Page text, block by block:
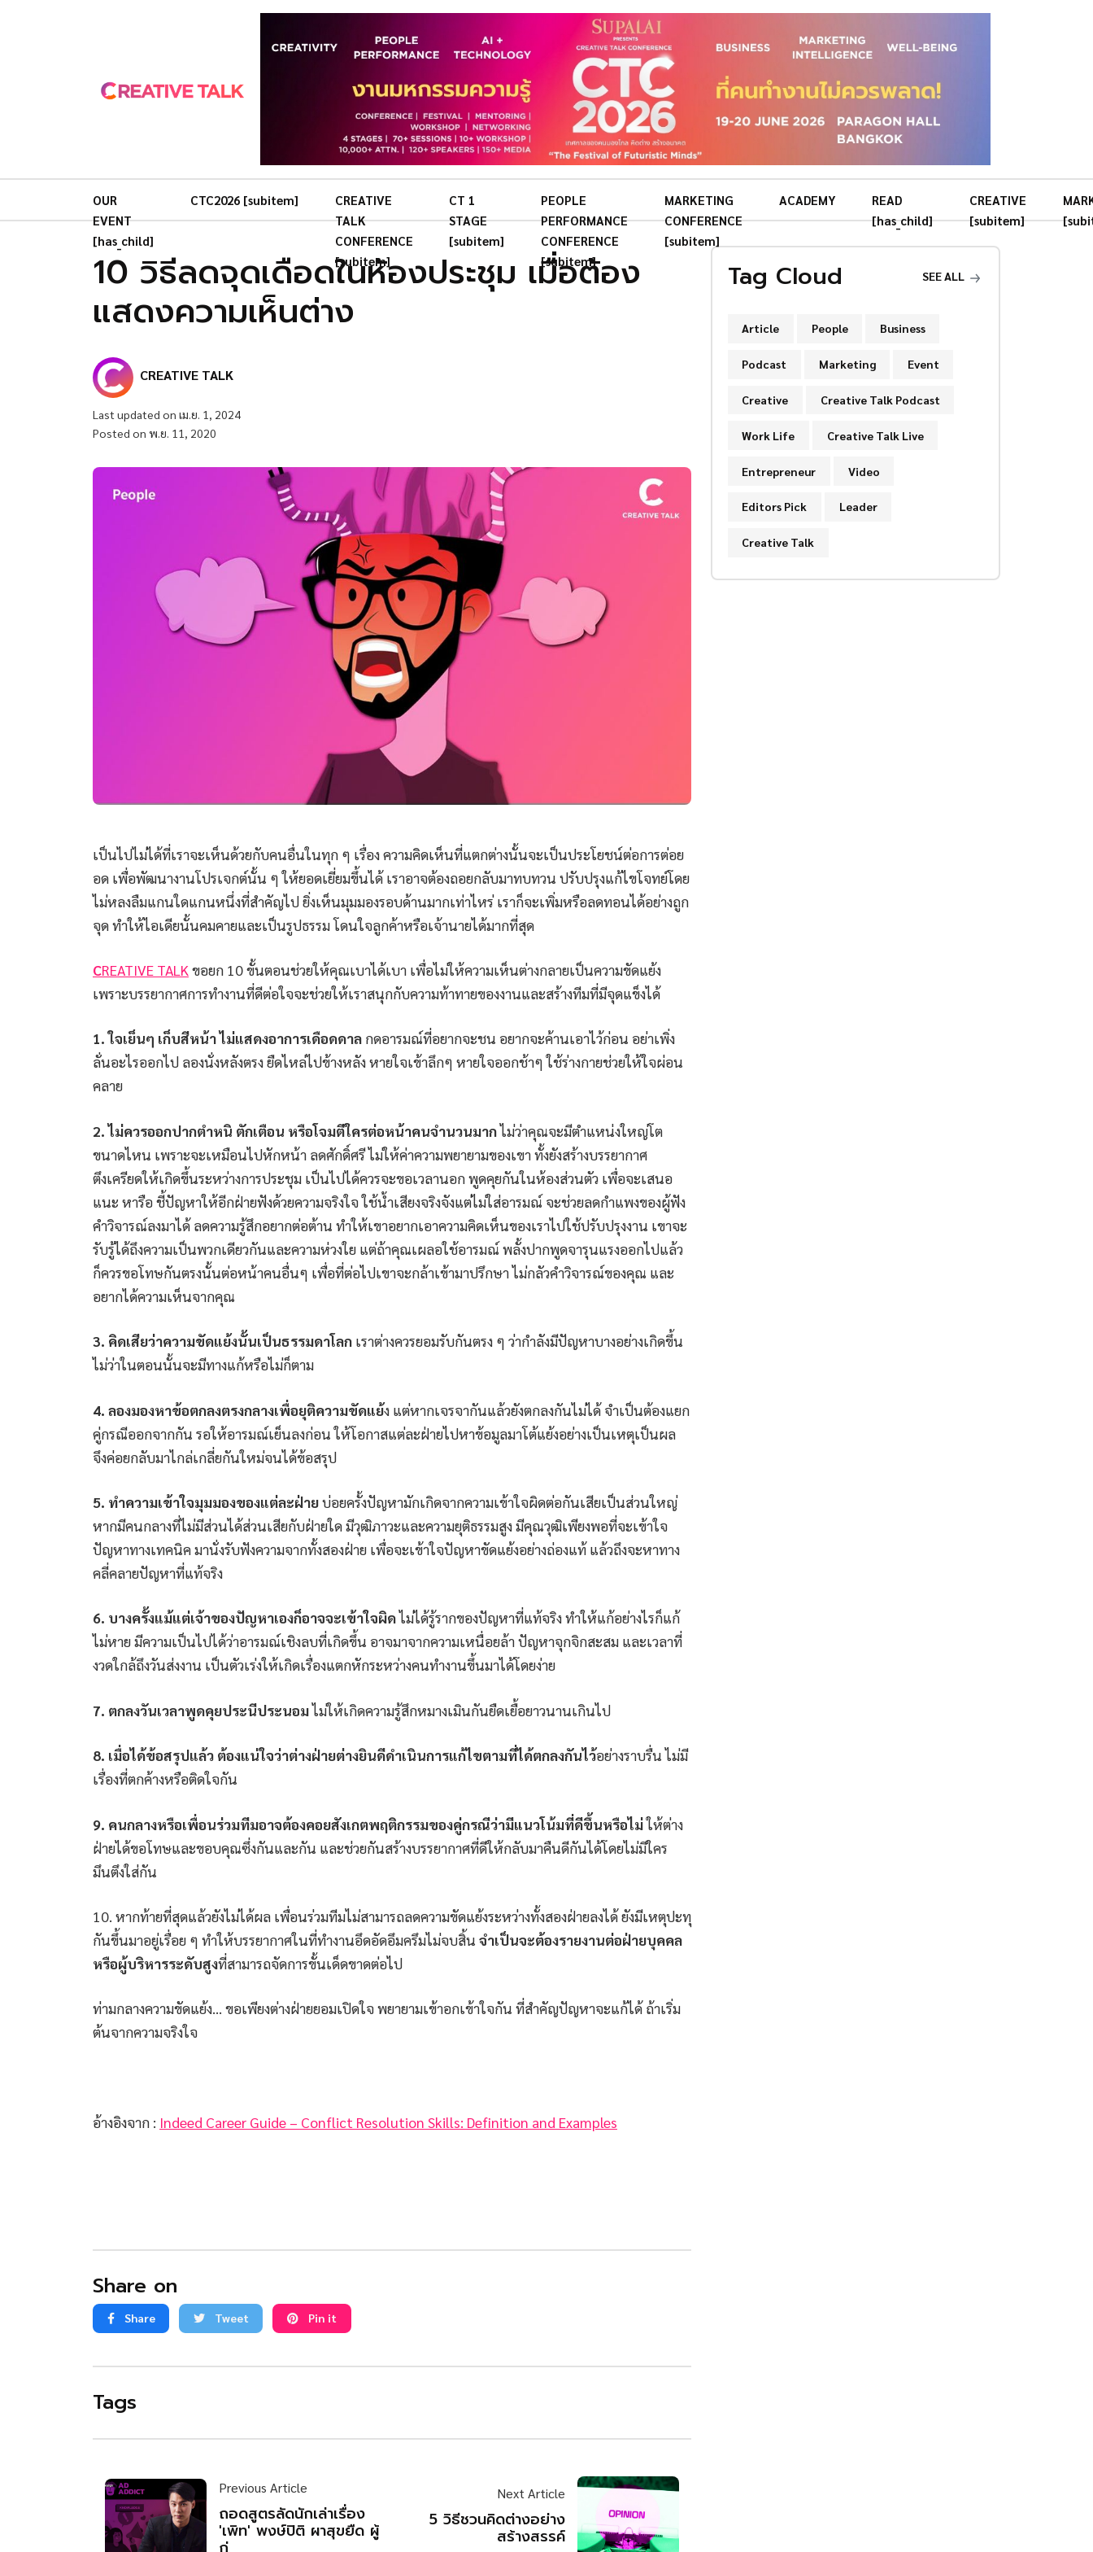
OUR
EVENT
[has_child]
CTC2026 [subitem]
CREATIVE
TALK
CONFERENCE
[subitem]
CT 1
STAGE
[subitem]
PEOPLE
PERFORMANCE
CONFERENCE
[subitem]
MARKETING
CONFERENCE
[subitem]
ACADEMY
READ
[has_child]
CREATIVE
[subitem]
10 วิธีลดจุดเดือดในห้องประชุม เมื่อต้อง
แสดงความเห็นต่าง
CREATIVE TALK
Last updated on เม.ย. 1, 2024
Posted on พ.ย. 11, 2020
เป็นไปไม่ได้ที่เราจะเห็นด้วยกับคนอื่นในทุก ๆ เรื่อง ความคิดเห็นที่แตกต่างนั้นจะเป็นประโยชน์ต่อการต่อย
อด เพื่อพัฒนางานโปรเจกต์นั้น ๆ ให้ยอดเยี่ยมขึ้นได้ เราอาจต้องถอยกลับมาทบทวน ปรับปรุงแก้ไขโจทย์โดย
ไม่หลงลืมแกนใดแกนหนึ่งที่สำคัญไป ยิ่งเห็นมุมมองรอบด้านมากเท่าไหร่ เราก็จะเพิ่มหรือลดทอนได้อย่างถูก
จุด ทำให้ไอเดียนั้นคมคายและเป็นรูปธรรม โดนใจลูกค้าหรือเจ้านายได้มากที่สุด
CREATIVE TALK ขอยก 10 ขั้นตอนช่วยให้คุณเบาได้เบา เพื่อไม่ให้ความเห็นต่างกลายเป็นความขัดแย้ง
เพราะบรรยากาศการทำงานที่ดีต่อใจจะช่วยให้เราสนุกกับความท้าทายของงานและสร้างทีมที่มีจุดแข็งได้
1. ใจเย็นๆ เก็บสีหน้า ไม่แสดงอาการเดือดดาล กดอารมณ์ที่อยากจะชน อยากจะค้านเอาไว้ก่อน อย่าเพิ่ง
ลั่นอะไรออกไป ลองนั่งหลังตรง ยืดไหล่ไปข้างหลัง หายใจเข้าลึกๆ หายใจออกช้าๆ ใช้ร่างกายช่วยให้ใจผ่อน
คลาย
2. ไม่ควรออกปากตำหนิ ตักเตือน หรือโจมตีใครต่อหน้าคนจำนวนมากไม่ว่าคุณจะมีตำแหน่งใหญ่โต
ขนาดไหน เพราะจะเหมือนไปหักหน้า ลดศักดิ์ศรี ไม่ให้ค่าความพยายามของเขา ทั้งยังสร้างบรรยากาศ
ตึงเครียดให้เกิดขึ้นระหว่างการประชุม เป็นไปได้ควรจะขอเวลานอก พูดคุยกันในห้องส่วนตัว เพื่อจะเสนอ
แนะ หารือ ชี้ปัญหาให้อีกฝ่ายฟังด้วยความจริงใจ ใช้น้ำเสียงจริงจังแต่ไม่ใส่อารมณ์ จะช่วยลดกำแพงของผู้ฟัง
คำวิจารณ์ลงมาได้ ลดความรู้สึกอยากต่อต้าน ทำให้เขาอยากเอาความคิดเห็นของเราไปใช้ปรับปรุงงาน เขาจะ
รับรู้ได้ถึงความเป็นพวกเดียวกันและความห่วงใย แต่ถ้าคุณเผลอใช้อารมณ์ พลั้งปากพูดจารุนแรงออกไปแล้ว
ก็ควรขอโทษกันตรงนั้นต่อหน้าคนอื่นๆ เพื่อที่ต่อไปเขาจะกล้าเข้ามาปรึกษา ไม่กลัวคำวิจารณ์ของคุณ และ
อยากได้ความเห็นจากคุณ
3. คิดเสียว่าความขัดแย้งนั้นเป็นธรรมดาโลก เราต่างควรยอมรับกันตรง ๆ ว่ากำลังมีปัญหาบางอย่างเกิดขึ้น
ไม่ว่าในตอนนั้นจะมีทางแก้หรือไม่ก็ตาม
4. ลองมองหาข้อตกลงตรงกลางเพื่อยุติความขัดแย้ง แต่หากเจรจากันแล้วยังตกลงกันไม่ได้ จำเป็นต้องแยก
คู่กรณีออกจากกัน รอให้อารมณ์เย็นลงก่อน ให้โอกาสแต่ละฝ่ายไปหาข้อมูลมาโต้แย้งอย่างเป็นเหตุเป็นผล
จึงค่อยกลับมาไกล่เกลี่ยกันใหม่จนได้ข้อสรุป
5. ทำความเข้าใจมุมมองของแต่ละฝ่ายบ่อยครั้งปัญหามักเกิดจากความเข้าใจผิดต่อกันเสียเป็นส่วนใหญ่
หากมีคนกลางที่ไม่มีส่วนได้ส่วนเสียกับฝ่ายใด มีวุฒิภาวะและความยุติธรรมสูง มีคุณวุฒิเพียงพอที่จะเข้าใจ
ปัญหาทางเทคนิค มานั่งรับฟังความจากทั้งสองฝ่าย เพื่อจะเข้าใจปัญหาขัดแย้งอย่างถ่องแท้ แล้วถึงจะหาทาง
คลี่คลายปัญหาที่แท้จริง
6. บางครั้งแม้แต่เจ้าของปัญหาเองก็อาจจะเข้าใจผิดไม่ได้รู้รากของปัญหาที่แท้จริง ทำให้แก้อย่างไรก็แก้
ไม่หาย มีความเป็นไปได้ว่าอารมณ์เชิงลบที่เกิดขึ้น อาจมาจากความเหนื่อยล้า ปัญหาจุกจิกสะสม และเวลาที่
งวดใกล้ถึงวันส่งงาน เป็นตัวเร่งให้เกิดเรื่องแตกหักระหว่างคนทำงานขึ้นมาได้โดยง่าย
7. ตกลงวันเวลาพูดคุยประนีประนอมไม่ให้เกิดความรู้สึกหมางเมินกันยืดเยื้อยาวนานเกินไป
8. เมื่อได้ข้อสรุปแล้ว ต้องแน่ใจว่าต่างฝ่ายต่างยินดีดำเนินการแก้ไขตามที่ได้ตกลงกันไว้อย่างราบรื่น ไม่มี
เรื่องที่ตกค้างหรือติดใจกัน
9. คนกลางหรือเพื่อนร่วมทีมอาจต้องคอยสังเกตพฤติกรรมของคู่กรณีว่ามีแนวโน้มที่ดีขึ้นหรือไม่ให้ต่าง
ฝ่ายได้ขอโทษและขอบคุณซึ่งกันและกัน และช่วยกันสร้างบรรยากาศที่ดีให้กลับมาคืนดีกันได้โดยไม่มีใคร
มึนตึงใส่กัน
10. หากท้ายที่สุดแล้วยังไม่ได้ผล เพื่อนร่วมทีมไม่สามารถลดความขัดแย้งระหว่างทั้งสองฝ่ายลงได้ ยังมีเหตุปะทุ
กันขึ้นมาอยู่เรื่อย ๆ ทำให้บรรยากาศในที่ทำงานอึดอัดอึมครึมไม่จบสิ้น จำเป็นจะต้องรายงานต่อฝ่ายบุคคล
หรือผู้บริหารระดับสูงที่สามารถจัดการขั้นเด็ดขาดต่อไป
ท่ามกลางความขัดแย้ง… ขอเพียงต่างฝ่ายยอมเปิดใจ พยายามเข้าอกเข้าใจกัน ที่สำคัญปัญหาจะแก้ได้ ถ้าเริ่ม
ต้นจากความจริงใจ
อ้างอิงจาก : Indeed Career Guide – Conflict Resolution Skills: Definition and Examples
Share on
Share Tweet Pin it
Tags
Previous Article
ถอดสูตรลัดนักเล่าเรื่อง
'เพิท' พงษ์ปิติ ผาสุขยืด ผู้
Next Article
5 วิธีชวนคิดต่างอย่าง
สร้างสรรค์
Tag Cloud SEE ALL
Article People Business
Podcast Marketing Event
Creative Creative Talk Podcast
Work Life Creative Talk Live
Entrepreneur Video
Editors Pick Leader
Creative Talk